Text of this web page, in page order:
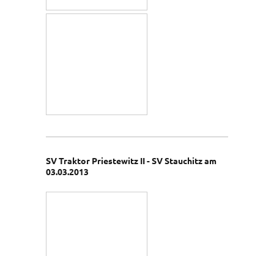
SV Traktor Priestewitz II - SV Stauchitz am
03.03.2013